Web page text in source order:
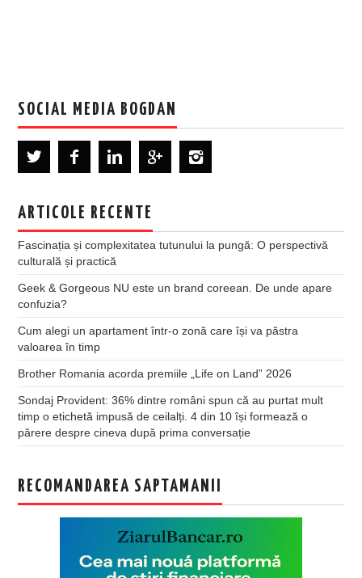
SOCIAL MEDIA BOGDAN
ARTICOLE RECENTE
Fascinația și complexitatea tutunului la pungă: O perspectivă
culturală și practică
Geek & Gorgeous NU este un brand coreean. De unde apare
confuzia?
Cum alegi un apartament într-o zonă care își va păstra
valoarea în timp
Brother Romania acorda premiile „Life on Land” 2026
Sondaj Provident: 36% dintre români spun că au purtat mult
timp o etichetă impusă de ceilalți. 4 din 10 își formează o
părere despre cineva după prima conversație
RECOMANDAREA SAPTAMANII